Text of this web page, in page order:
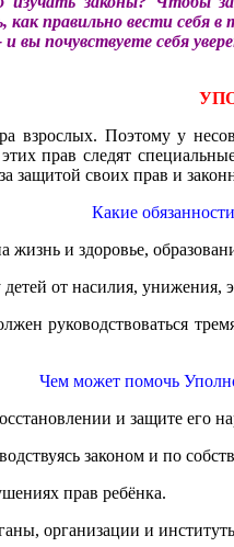
правильно вести себя в
вы почувствуете себя
взрослых. Поэтому у
прав следят
защитой своих прав и
Какие
жизнь и здоровье,
от насилия, унижения,
руководствоваться
Чем может помочь
и защите его
законом и по
прав ребёнка.
организации и